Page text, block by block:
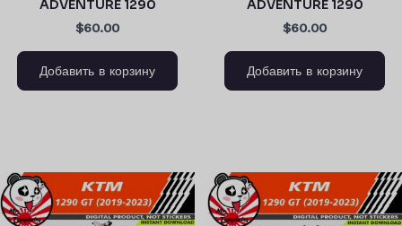
ADVENTURE 1290
$60.00
Добавить в корзину
ADVENTURE 1290
$60.00
Добавить в корзину